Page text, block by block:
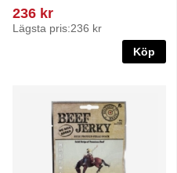
236 kr
Lägsta pris:236 kr
Köp